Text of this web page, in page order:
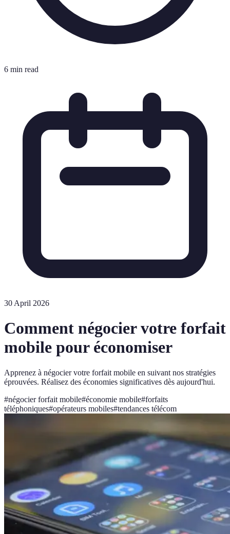
6 min read
30 April 2026
Comment négocier votre forfait
mobile pour économiser
Apprenez à négocier votre forfait mobile en suivant nos stratégies
éprouvées. Réalisez des économies significatives dès aujourd'hui.
#négocier forfait mobile#économie mobile#forfaits
téléphoniques#opérateurs mobiles#tendances télécom